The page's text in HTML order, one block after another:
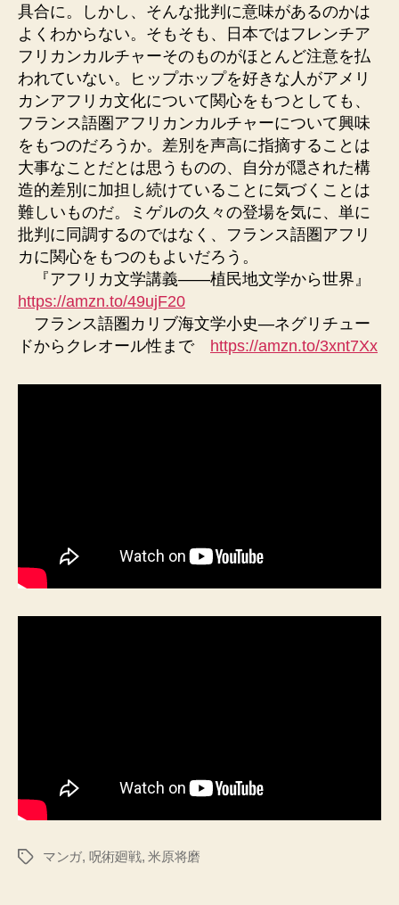
具合に。しかし、そんな批判に意味があるのかは
よくわからない。そもそも、日本ではフレンチア
フリカンカルチャーそのものがほとんど注意を払
われていない。ヒップホップを好きな人がアメリ
カンアフリカ文化について関心をもつとしても、
フランス語圏アフリカンカルチャーについて興味
をもつのだろうか。差別を声高に指摘することは
大事なことだとは思うものの、自分が隠された構
造的差別に加担し続けていることに気づくことは
難しいものだ。ミゲルの久々の登場を気に、単に
批判に同調するのではなく、フランス語圏アフリ
カに関心をもつのもよいだろう。
『アフリカ文学講義――植民地文学から世界』
https://amzn.to/49ujF20
フランス語圏カリブ海文学小史―ネグリチュー
ドからクレオール性まで https://amzn.to/3xnt7Xx
タ
マンガ, 呪術廻戦,米原将磨